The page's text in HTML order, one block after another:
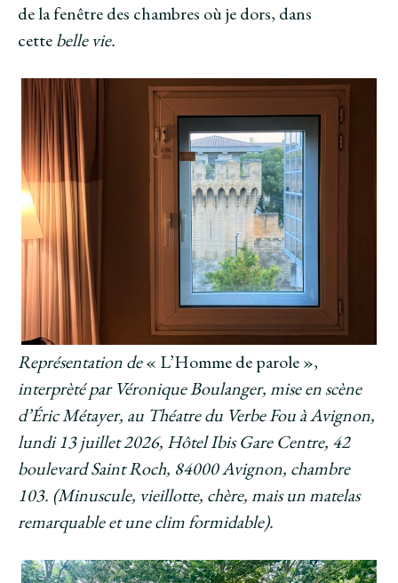
de la fenêtre des chambres où je dors, dans
cettebelle vie.
Représentation de« L’Homme de parole »,
interprèté par Véronique Boulanger, mise en scène
d’Éric Métayer, au Théatre du Verbe Fou à Avignon,
lundi 13 juillet 2026, Hôtel Ibis Gare Centre, 42
boulevard Saint Roch, 84000 Avignon, chambre
103. (Minuscule, vieillotte, chère, mais un matelas
remarquable et une clim formidable).